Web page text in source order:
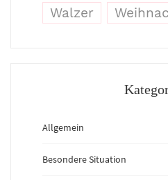
Walzer
Allgemein
Besondere Situation